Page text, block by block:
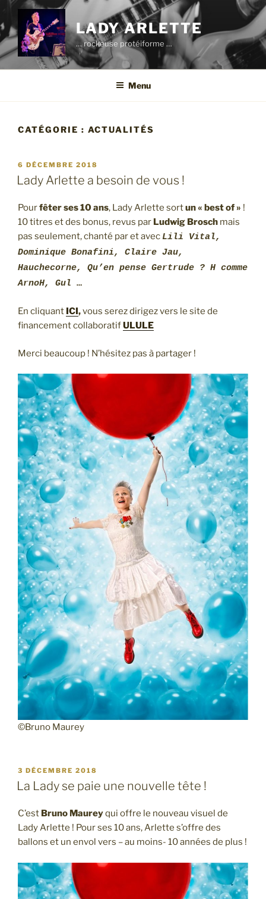
Aller
au
contenu
principal
LADY ARLETTE
… rockeuse protéiforme …
Menu
CATÉGORIE : ACTUALITÉS
PUBLIÉ
LE
6 DÉCEMBRE 2018
Lady Arlette a besoin de vous !
Pourfêter ses 10 ans, Lady Arlette sortun « best of » !
10 titres et des bonus, revus par Ludwig Brosch mais
pas seulement, chanté par et avecLili Vital,
Dominique Bonafini, Claire Jau,
Hauchecorne, Qu’en pense Gertrude ? H comme
ArnoH, Gul …
En cliquant ICI,vous serez dirigez vers le site de
financement collaboratifULULE
Merci beaucoup ! N’hésitez pas à partager !
©Bruno Maurey
PUBLIÉ
LE
3 DÉCEMBRE 2018
La Lady se paie une nouvelle tête !
C’est Bruno Maureyqui offre le nouveau visuel de
Lady Arlette ! Pour ses 10 ans, Arlette s’offre des
ballons et un envol vers – au moins- 10 années de plus !